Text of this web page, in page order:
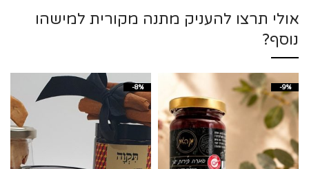
אולי תרצו להעניק מתנה מקורית למישהו
נוסף?
-9%
-8%